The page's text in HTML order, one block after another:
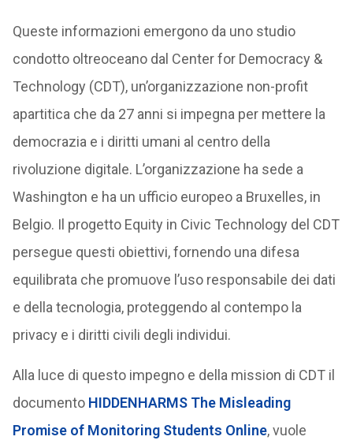
Queste informazioni emergono da uno studio
condotto oltreoceano dal Center for Democracy &
Technology (CDT), un’organizzazione non-profit
apartitica che da 27 anni si impegna per mettere la
democrazia e i diritti umani al centro della
rivoluzione digitale. L’organizzazione ha sede a
Washington e ha un ufficio europeo a Bruxelles, in
Belgio. Il progetto Equity in Civic Technology del CDT
persegue questi obiettivi, fornendo una difesa
equilibrata che promuove l’uso responsabile dei dati
e della tecnologia, proteggendo al contempo la
privacy e i diritti civili degli individui.
Alla luce di questo impegno e della mission di CDT il
documento HIDDENHARMS The Misleading
Promise of Monitoring Students Online, vuole